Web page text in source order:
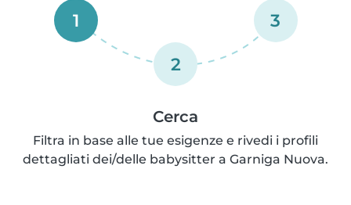
1
2
3
Cerca
Filtra in base alle tue esigenze e rivedi i profili
dettagliati dei/delle babysitter a Garniga Nuova.